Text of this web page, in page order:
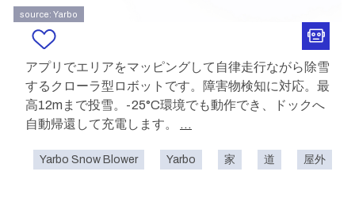
source: Yarbo
アプリでエリアをマッピングして自律走行ながら除雪
するクローラ型ロボットです。障害物検知に対応。最
高12mまで投雪。-25°C環境でも動作でき、ドックへ
自動帰還して充電します。
...
Yarbo Snow Blower Yarbo 家 道 屋外